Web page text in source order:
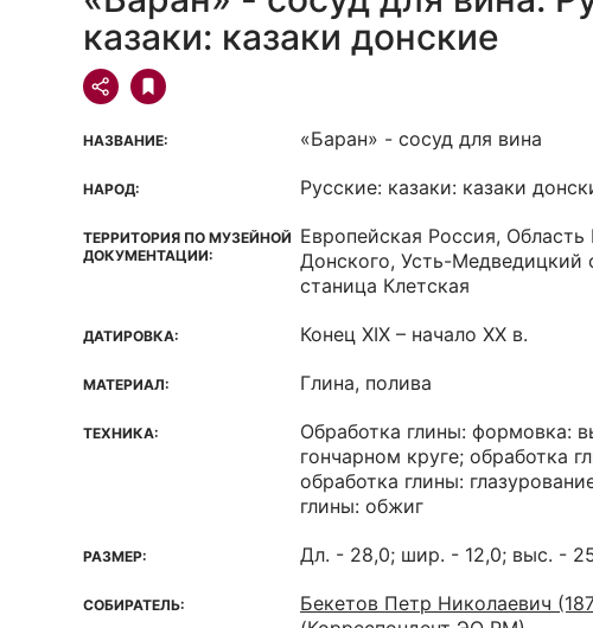
казаки: казаки донские
НАЗВАНИЕ: «Баран» - сосуд для вина
НАРОД: Русские: казаки: казаки
ТЕРРИТОРИЯ ПО МУЗЕЙНОЙ
ДОКУМЕНТАЦИИ:
Европейская Россия, Область
Донского, Усть-Медведицкий
станица Клетская
ДАТИРОВКА: Конец XIX – начало XX в.
МАТЕРИАЛ: Глина, полива
ТЕХНИКА:
Обработка глины: формовка:
гончарном круге; обработка
обработка глины:
глины: обжиг
РАЗМЕР: Дл. - 28,0; шир. - 12,0; выс. -
СОБИРАТЕЛЬ:
Бекетов Петр Николаевич